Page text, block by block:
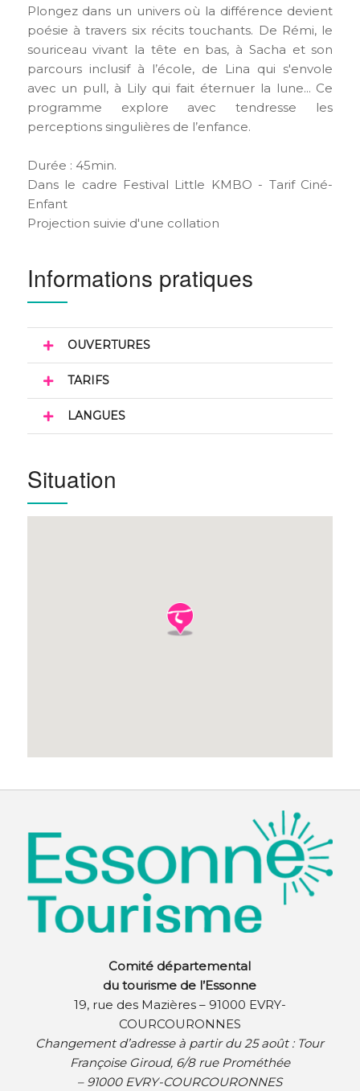
Plongez dans un univers où la différence devient
poésie à travers six récits touchants. De Rémi, le
souriceau vivant la tête en bas, à Sacha et son
parcours inclusif à l’école, de Lina qui s'envole
avec un pull, à Lily qui fait éternuer la lune... Ce
programme explore avec tendresse les
perceptions singulières de l’enfance.
Durée : 45min.
Dans le cadre Festival Little KMBO - Tarif Ciné-
Enfant
Projection suivie d'une collation
Informations pratiques
OUVERTURES
TARIFS
LANGUES
Situation
Comité départemental
du tourisme de l’Essonne
19, rue des Mazières – 91000 EVRY-
COURCOURONNES
Changement d’adresse à partir du 25 août : Tour
Françoise Giroud, 6/8 rue Prométhée
– 91000 EVRY-COURCOURONNES